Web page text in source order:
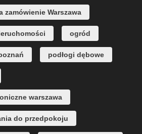
zamówienie Warszawa
ogród
podłogi dębowe
warszawa
do przedpokoju